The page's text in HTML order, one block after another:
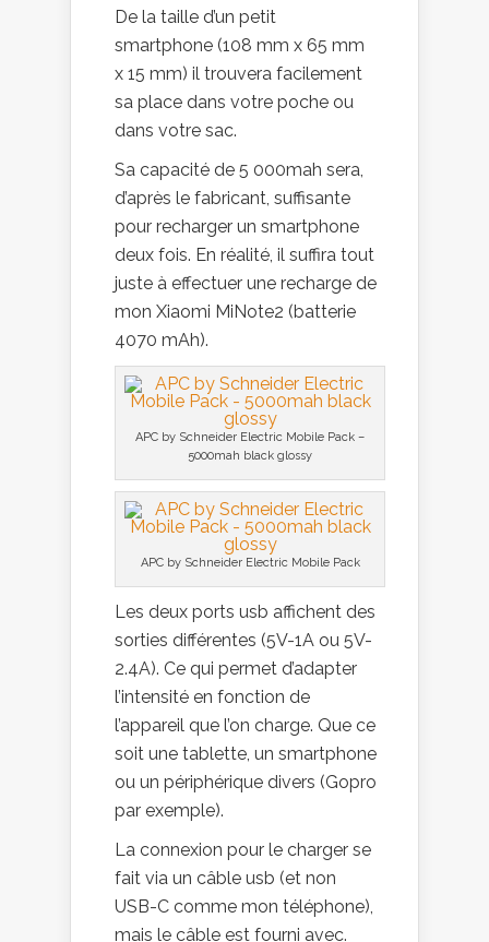
De la taille d’un petit
smartphone (108 mm x 65 mm
x 15 mm) il trouvera facilement
sa place dans votre poche ou
dans votre sac.
Sa capacité de 5 000mah sera,
d’après le fabricant, suffisante
pour recharger un smartphone
deux fois. En réalité, il suffira tout
juste à effectuer une recharge de
mon Xiaomi MiNote2 (batterie
4070 mAh).
APC by Schneider Electric Mobile Pack –
5000mah black glossy
APC by Schneider Electric Mobile Pack
Les deux ports usb affichent des
sorties différentes (5V-1A ou 5V-
2.4A). Ce qui permet d’adapter
l’intensité en fonction de
l’appareil que l’on charge. Que ce
soit une tablette, un smartphone
ou un périphérique divers (Gopro
par exemple).
La connexion pour le charger se
fait via un câble usb (et non
USB-C comme mon téléphone),
mais le câble est fourni avec.